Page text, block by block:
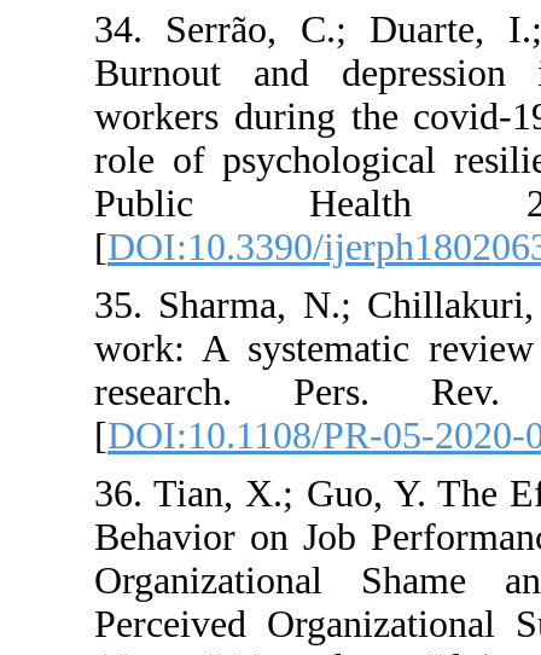
34. Serrão,
Burnout and
workers during
role of
Public
[DOI:10.3390/
35. Sharma,
work: A
research.
[DOI:10.1108/
36. Tian, X.;
Behavior on
Perceived